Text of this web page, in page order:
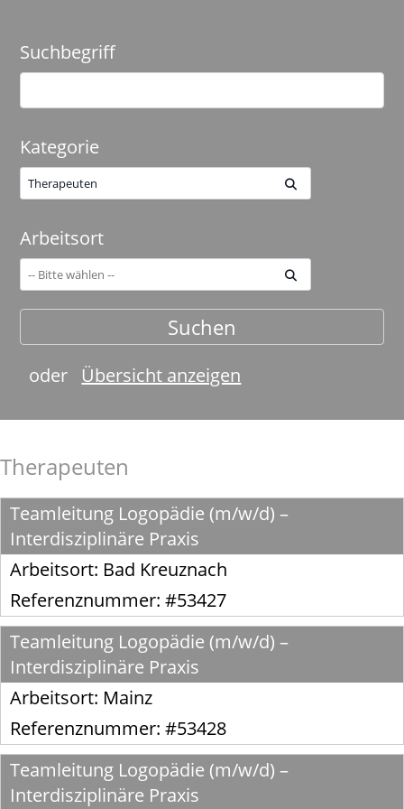
Suchbegriff
Kategorie
Therapeuten
Arbeitsort
oder Übersicht anzeigen
Therapeuten
Teamleitung Logopädie (m/w/d) –
Interdisziplinäre Praxis
Arbeitsort: Bad Kreuznach
Referenznummer: #53427
Teamleitung Logopädie (m/w/d) –
Interdisziplinäre Praxis
Arbeitsort: Mainz
Referenznummer: #53428
Teamleitung Logopädie (m/w/d) –
Interdisziplinäre Praxis